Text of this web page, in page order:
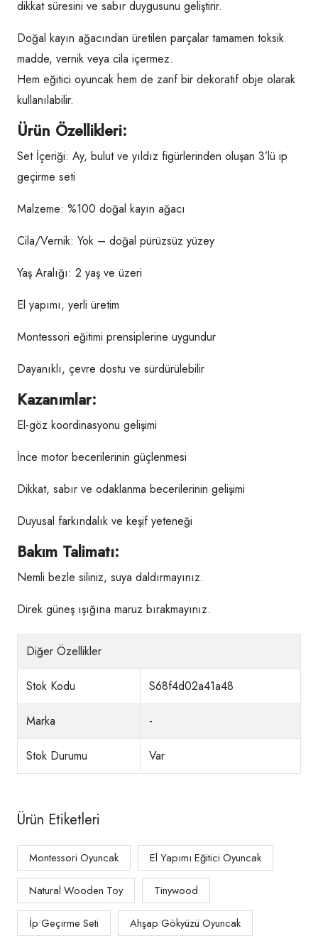
dikkat süresini ve sabır duygusunu geliştirir.
Doğal kayın ağacından üretilen parçalar tamamen toksik
madde, vernik veya cila içermez.
Hem eğitici oyuncak hem de zarif bir dekoratif obje olarak
kullanılabilir.
Ürün Özellikleri:
Set İçeriği: Ay, bulut ve yıldız figürlerinden oluşan 3’lü ip
geçirme seti
Malzeme: %100 doğal kayın ağacı
Cila/Vernik: Yok – doğal pürüzsüz yüzey
Yaş Aralığı: 2 yaş ve üzeri
El yapımı, yerli üretim
Montessori eğitimi prensiplerine uygundur
Dayanıklı, çevre dostu ve sürdürülebilir
Kazanımlar:
El-göz koordinasyonu gelişimi
İnce motor becerilerinin güçlenmesi
Dikkat, sabır ve odaklanma becerilerinin gelişimi
Duyusal farkındalık ve keşif yeteneği
Bakım Talimatı:
Nemli bezle siliniz, suya daldırmayınız.
Direk güneş ışığına maruz bırakmayınız.
Diğer Özellikler
Stok Kodu S68f4d02a41a48
Marka -
Stok Durumu Var
Ürün Etiketleri
Montessori Oyuncak El Yapımı Eğitici Oyuncak
Natural Wooden Toy Tinywood
İp Geçirme Seti Ahşap Gökyüzü Oyuncak